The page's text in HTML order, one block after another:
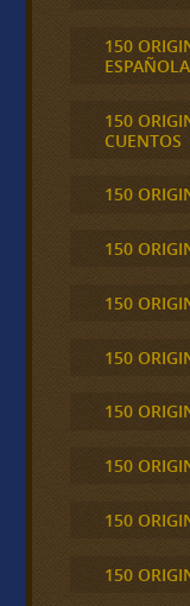
150
ESPAÑOLA
150
CUENTOS
150
150
150
150
150
150
150
150